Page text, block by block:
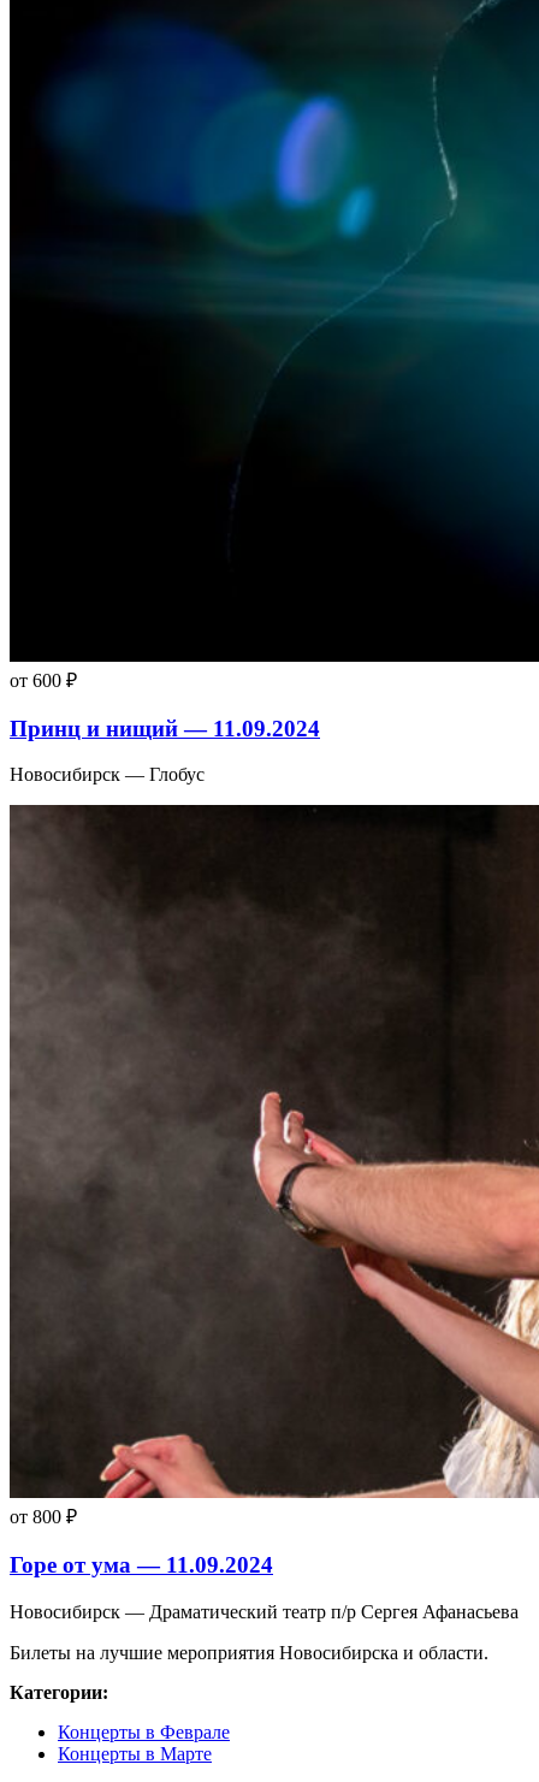
от 600 ₽
Принц и нищий — 11.09.2024
Новосибирск — Глобус
от 800 ₽
Горе от ума — 11.09.2024
Новосибирск — Драматический театр п/р Сергея Афанасьева
Билеты на лучшие мероприятия Новосибирска и области.
Категории:
Концерты в Феврале
Концерты в Марте